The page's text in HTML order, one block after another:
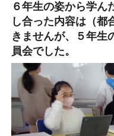
６年生の姿から学ん
し合った内容は（都
きませんが、５年生
員会でした。